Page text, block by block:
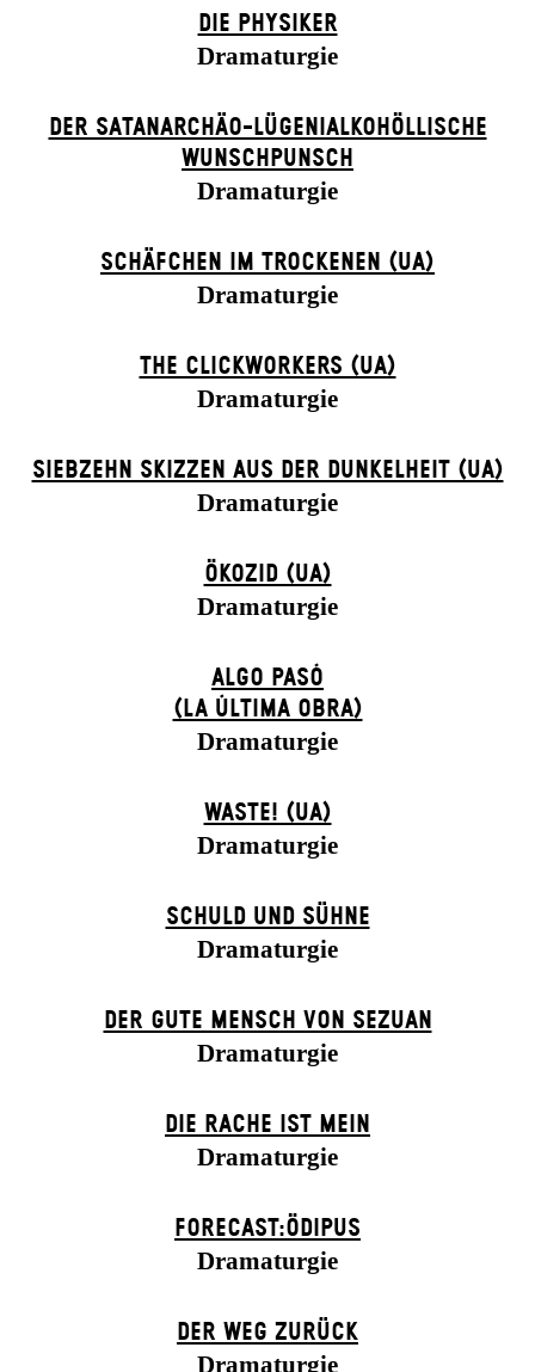
DIE PHYSIKER
Dramaturgie
DER SATANARCHÄO-LÜGENIALKOHÖLLISCHE
WUNSCHPUNSCH
Dramaturgie
SCHÄFCHEN IM TROCKENEN (UA)
Dramaturgie
THE CLICKWORKERS (UA)
Dramaturgie
SIEBZEHN SKIZZEN AUS DER DUNKELHEIT (UA)
Dramaturgie
ÖKOZID (UA)
Dramaturgie
ALGO PASÓ
(LA ÚLTIMA OBRA)
Dramaturgie
WASTE! (UA)
Dramaturgie
SCHULD UND SÜHNE
Dramaturgie
DER GUTE MENSCH VON SEZUAN
Dramaturgie
DIE RACHE IST MEIN
Dramaturgie
FORECAST:ÖDIPUS
Dramaturgie
DER WEG ZU­RÜCK
Dramaturgie